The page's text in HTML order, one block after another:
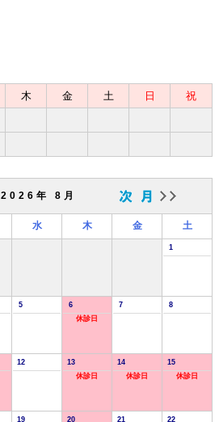
木 金 土 日 祝
2026年 8月
水 木 金 土
1
5
6
休診日
7 8
12
13
休診日
14
休診日
15
休診日
19
20
21 22